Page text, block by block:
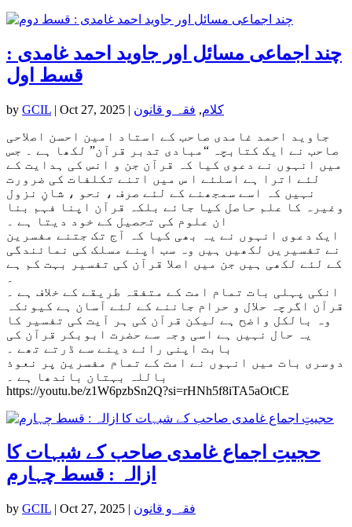
چند اجماعی مسائل اور جاوید احمد غامدی :
قسط اول
by GCIL | Oct 27, 2025 | کلام, فقہ و قانون
جاوید احمد غامدی صاحب کے استاد امین احسن اصلاحی
صاحب نے ایک کتابچہ “مبادی تدبر قرآن” لکھا ہے ۔ جس
میں انہوں نے دعوی کیا کہ قرآن جن و انس کی ہدایت کے
لئے اترا ہے اسلئے ا س میں اتنے تکلفات کی ضرورت
نہیں کہ اسے سمجھنے کے لئے صرف ، نحو ، شانِ نزول
وغیرہ کا علم حاصل کیا جائے بلکہ قرآن اپنا فہم بنا
ان علوم کی تحصیل کے خود دیتا ہے ۔
ایک دعوی انہوں نے یہ بھی کیا کہ آج تک جتنے مفسرین
نے تفسیریں لکھیں ہیں وہ سب اپنے مسلک کی نمائندگی
کے لئے لکھی ہیں جن میں اصلا قرآن کی تفسیر بہت کم ہے
انکی پہلی بات تمام امت کے متفقہ طریقے کے خلاف ہے ۔
قرآن اگرچہ حلال و حرام جاننے کے لئے آسان ہے کیونکہ
وہ بالکل واضح ہے لیکن قرآن کی ہر آیت کی تفسیر کا
یہ حال نہیں ہے اسی وجہ سے حضرت ابوبکر قرآن کی
بابت اپنی رائے دینے سے ڈرتے تھے ۔
دوسری بات میں انہوں نے امت کے تمام مفسرین پر نعوذ
باللہ بہتان باندھا ہے ۔
https://youtu.be/z1W6pzbSn2Q?si=rHNh5f8iTA5aOtCE
حجیتِ اجماع غامدی صاحب کے شبہات کا
ازالہ : قسط چہارم
by GCIL | Oct 27, 2025 | فقہ و قانون